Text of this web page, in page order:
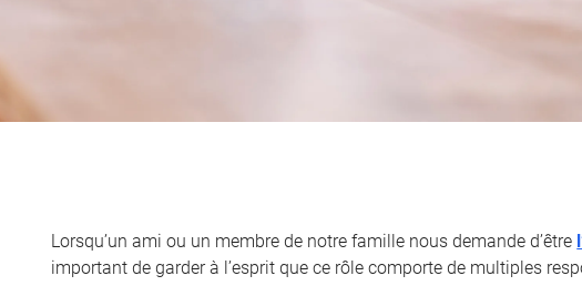
Lorsqu’un ami ou un membre de notre famille nous demande d’être
important de garder à l’esprit que ce rôle comporte de multiples